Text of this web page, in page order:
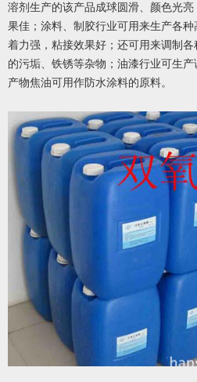
溶剂生产的该产品成球圆滑、颜色光
果佳；涂料、制胶行业可用来生产各
着力强，粘接效果好；还可用来调制
的污垢、铁锈等杂物；油漆行业可生
产物焦油可用作防水涂料的原料。